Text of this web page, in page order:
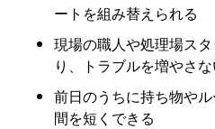
ートを組み替えられる
現場の職人や処理場ス
り、トラブルを増やさ
前日のうちに持ち物や
間を短くできる